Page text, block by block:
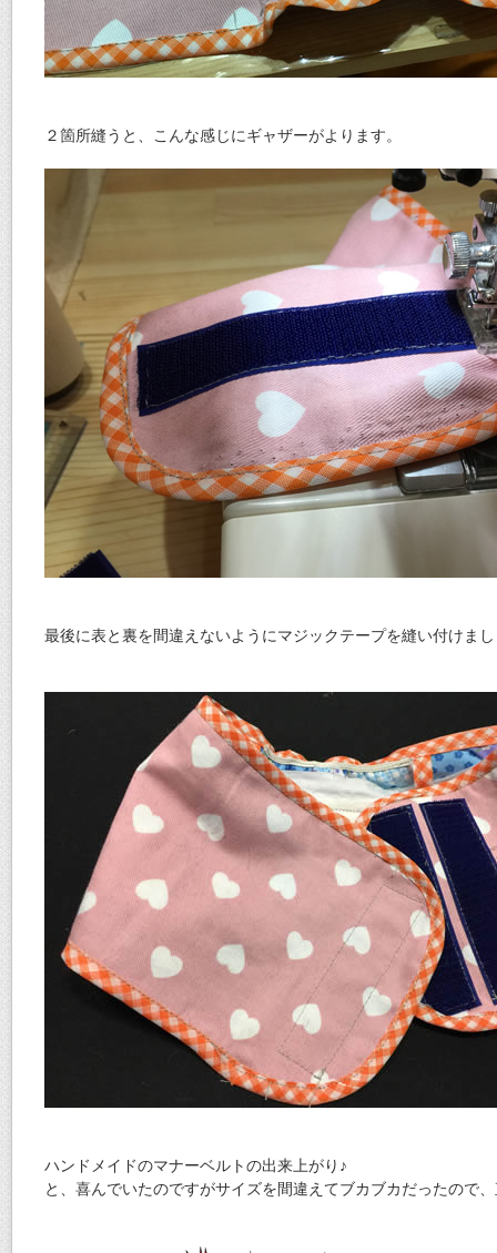
２箇所縫うと、こんな感じにギャザーがよります。
最後に表と裏を間違えないようにマジックテープを縫い付けま
ハンドメイドのマナーベルトの出来上がり♪
と、喜んでいたのですがサイズを間違えてブカブカだったので